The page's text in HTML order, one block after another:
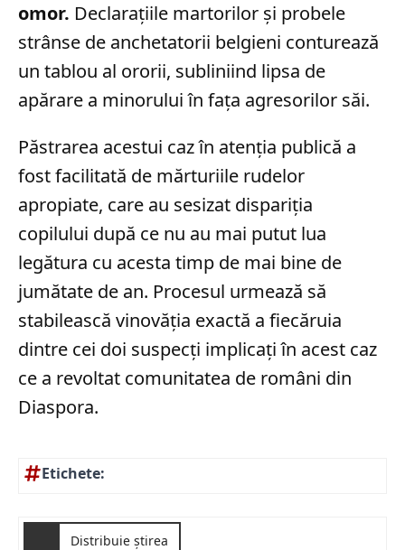
omor. Declarațiile martorilor și probele
strânse de anchetatorii belgieni conturează
un tablou al ororii, subliniind lipsa de
apărare a minorului în fața agresorilor săi.
Păstrarea acestui caz în atenția publică a
fost facilitată de mărturiile rudelor
apropiate, care au sesizat dispariția
copilului după ce nu au mai putut lua
legătura cu acesta timp de mai bine de
jumătate de an. Procesul urmează să
stabilească vinovăția exactă a fiecăruia
dintre cei doi suspecți implicați în acest caz
ce a revoltat comunitatea de români din
Diaspora.
Etichete:
Distribuie știrea